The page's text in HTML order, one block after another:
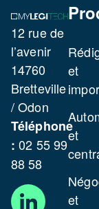
12 rue de
l’avenir
14760
Bretteville
/ Odon
Téléphone
: 02 55 99
88 58
et
et
et